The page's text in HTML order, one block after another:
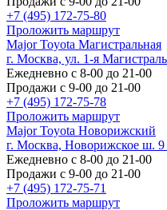
+7 (495) 172-75-80
Проложить маршрут
Major Toyota Магистральная
г. Москва, ул. 1-я
Ежедневно с 8-00 до 21-00
Продажи с 9-00 до 21-00
+7 (495) 172-75-78
Проложить маршрут
Major Toyota Новорижский
г. Москва, Новорижское ш.
Ежедневно с 8-00 до 21-00
Продажи с 9-00 до 21-00
+7 (495) 172-75-71
Проложить маршрут